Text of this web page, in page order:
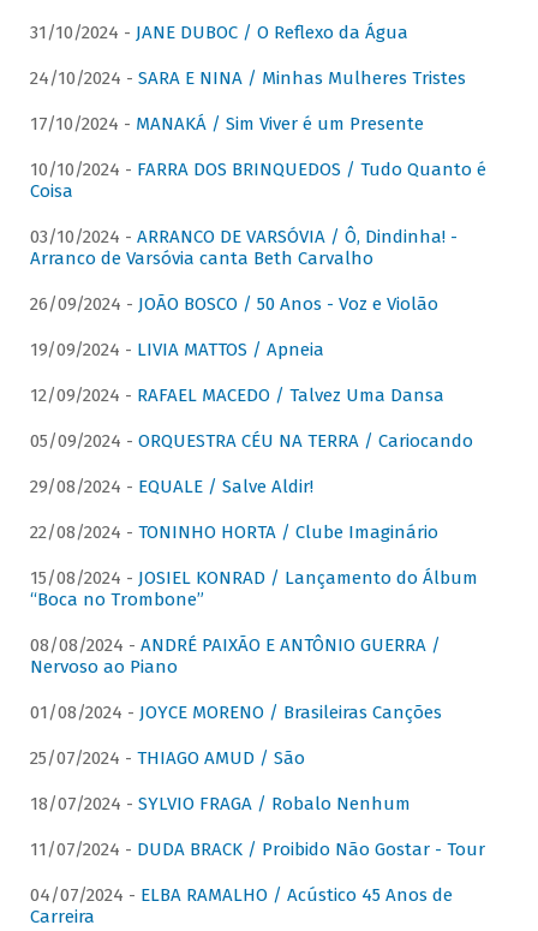
31/10/2024 - JANE DUBOC / O Reflexo da Água
24/10/2024 - SARA E NINA / Minhas Mulheres Tristes
17/10/2024 - MANAKÁ / Sim Viver é um Presente
10/10/2024 - FARRA DOS BRINQUEDOS / Tudo Quanto é
Coisa
03/10/2024 - ARRANCO DE VARSÓVIA / Ô, Dindinha! -
Arranco de Varsóvia canta Beth Carvalho
26/09/2024 - JOÃO BOSCO / 50 Anos - Voz e Violão
19/09/2024 - LIVIA MATTOS / Apneia
12/09/2024 - RAFAEL MACEDO / Talvez Uma Dansa
05/09/2024 - ORQUESTRA CÉU NA TERRA / Cariocando
29/08/2024 - EQUALE / Salve Aldir!
22/08/2024 - TONINHO HORTA / Clube Imaginário
15/08/2024 - JOSIEL KONRAD / Lançamento do Álbum
“Boca no Trombone”
08/08/2024 - ANDRÉ PAIXÃO E ANTÔNIO GUERRA /
Nervoso ao Piano
01/08/2024 - JOYCE MORENO / Brasileiras Canções
25/07/2024 - THIAGO AMUD / São
18/07/2024 - SYLVIO FRAGA / Robalo Nenhum
11/07/2024 - DUDA BRACK / Proibido Não Gostar - Tour
04/07/2024 - ELBA RAMALHO / Acústico 45 Anos de
Carreira